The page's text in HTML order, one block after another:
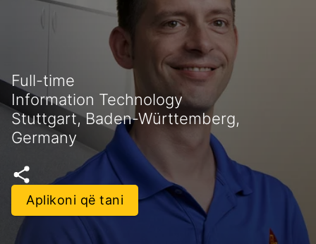
Full-time
Information Technology
Stuttgart, Baden-Württemberg,
Germany
Aplikoni që tani